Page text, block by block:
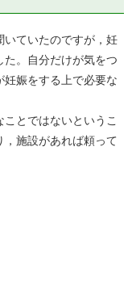
いていたのですが，妊
。自分だけが気をつ
娠をする上で必要な
ことではないというこ
，施設があれば頼って